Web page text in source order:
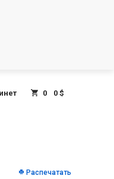
0 0 $
Распечатать